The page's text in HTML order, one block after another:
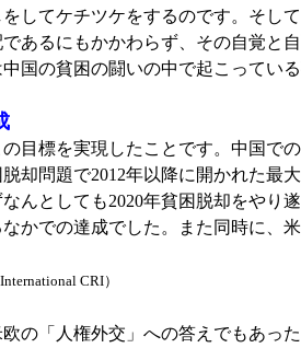
してケチツケをするのです。そ
あるにもかかわらず、その自覚
国の貧困の闘いの中で起こってい
目標を実現したことです。中国で
却問題で2012年以降に開かれた
んとしても2020年貧困脱却をや
かでの達成でした。また同時に
CRI）
の「人権外交」への答えでもあっ